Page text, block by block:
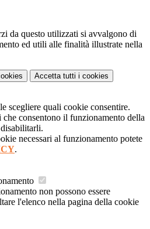
da questo utilizzati si avvalgono di
ed utili alle finalità illustrate nella
Accetta tutti i cookies
scegliere quali cookie consentire.
consentono il funzionamento della
necessari al funzionamento potete
.
non possono essere
l'elenco nella pagina della cookie